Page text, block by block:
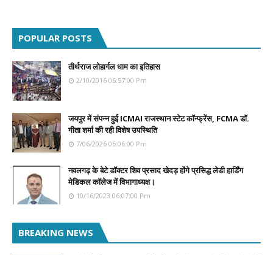
POPULAR POSTS
तीर्थराज लोहार्गल धाम का इतिहास
2/10/2016 06:57:00 Pm
जयपुर में संपन्न हुई ICMAI राजस्थान स्टेट कॉन्फ्रेंस, FCMA डॉ.
गीता शर्मा की रही विशेष उपस्थिति
7/06/2026 06:06:00 Pm
नवलगढ़ के बेटे डॉक्टर शिव प्रसाद खेदड़ होंगे प्रसिद्ध लेडी हार्डिंग
मेडिकल कॉलेज में विभागाध्यक्ष।
10/16/2023 06:07:00 Pm
BREAKING NEWS